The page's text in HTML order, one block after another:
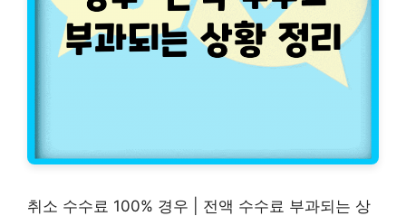
취소 수수료 100% 경우 | 전액 수수료 부과되는 상